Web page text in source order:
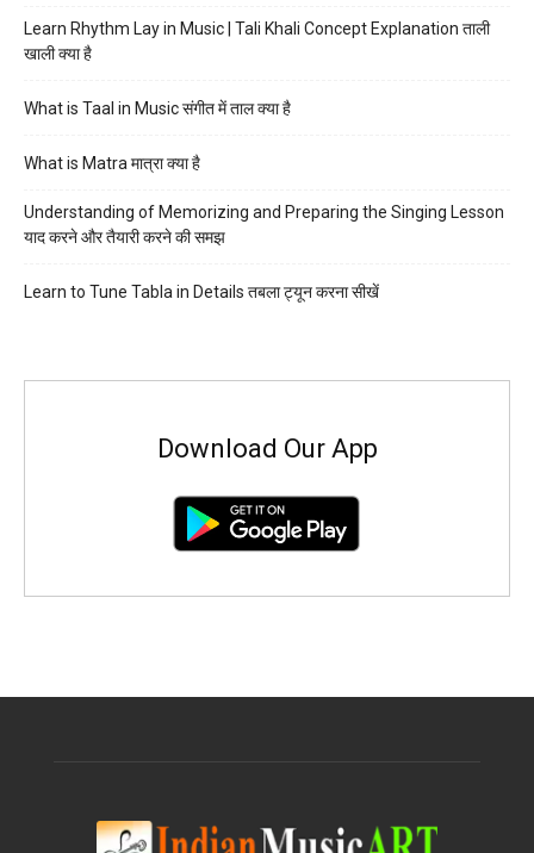
Learn Rhythm Lay in Music | Tali Khali Concept Explanation ताली
खाली क्या है
What is Taal in Music संगीत में ताल क्या है
What is Matra मात्रा क्या है
Understanding of Memorizing and Preparing the Singing Lesson
याद करने और तैयारी करने की समझ
Learn to Tune Tabla in Details तबला ट्यून करना सीखें
Download Our App